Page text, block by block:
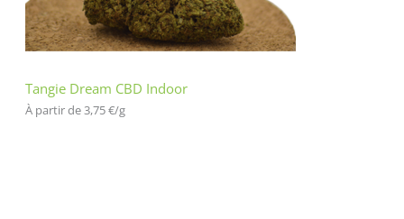
Tangie Dream CBD Indoor
À partir de 3,75€/g